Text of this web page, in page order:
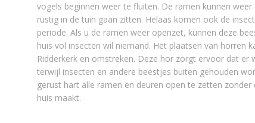
vogels beginnen weer te fluiten. De ramen kunnen
rustig in de tuin gaan zitten. Helaas komen ook de
periode. Als u de ramen weer openzet, kunnen deze
huis vol insecten wil niemand. Het plaatsen van horren
Ridderkerk en omstreken. Deze hor zorgt ervoor dat er
terwijl insecten en andere beestjes buiten gehouden
gerust hart alle ramen en deuren open te zetten
huis maakt.